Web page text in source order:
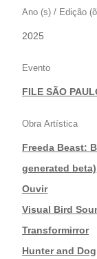
–
NA
PAULISTA
Ano (s) / Edição
2025
Evento
FILE SÃO
Obra Artística
Freeda Beast:
generated beta)
|Ouvir
|Visual Bird
|Transformirror
|Hunter and Dog